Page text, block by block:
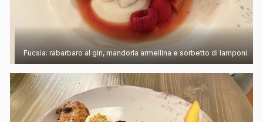
Fucsia: rabarbaro al gin, mandorla armellina e sorbetto di lamponi.